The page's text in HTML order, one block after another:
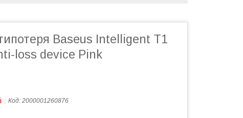
Baseus Intelligent T1
loss device Pink
Код: 2000001260876